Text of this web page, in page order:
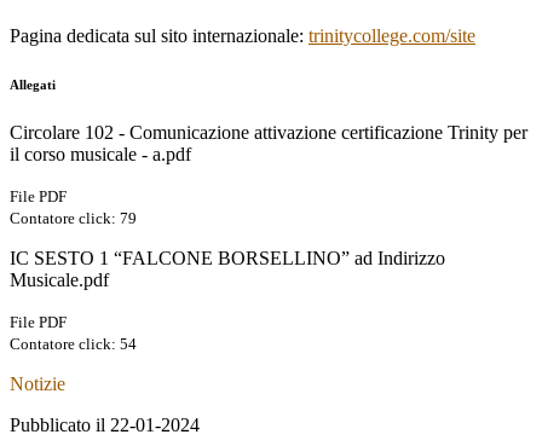
Pagina dedicata sul sito internazionale: trinitycollege.com/site
Allegati
Circolare 102 - Comunicazione attivazione certificazione Trinity per
il corso musicale - a.pdf
File PDF
Contatore click: 79
IC SESTO 1 “FALCONE BORSELLINO” ad Indirizzo
Musicale.pdf
File PDF
Contatore click: 54
Notizie
Pubblicato il 22-01-2024